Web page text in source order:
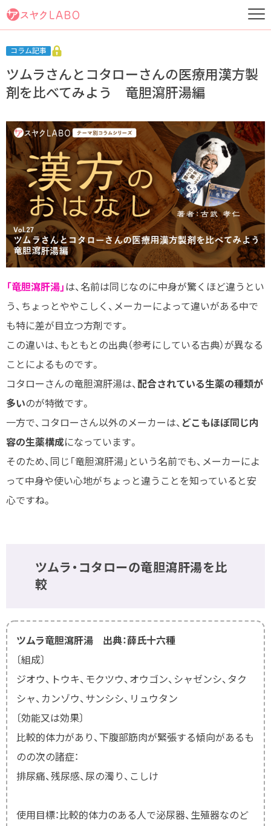
コラム記事
ツムラさんとコタローさんの医療用漢方製
剤を比べてみよう 竜胆瀉肝湯編
「竜胆瀉肝湯」 は、名前は同じなのに中身が驚くほど違うとい
う、ちょっとややこしく、メーカーによって違いがある中で
も特に差が目立つ方剤です。
この違いは、もともとの出典（参考にしている古典）が異なる
ことによるものです。
コタローさんの竜胆瀉肝湯は、 配合されている生薬の種類が
多いのが特徴です。
一方で、コタローさん以外のメーカーは、 どこもほぼ同じ内
容の生薬構成になっています。
そのため、同じ「竜胆瀉肝湯」という名前でも、メーカーによ
って中身や使い心地がちょっと違うことを知っていると安
心ですね。
ツムラ・コタローの竜胆瀉肝湯を比
較
ツムラ竜胆瀉肝湯 出典：薛氏十六種
〔組成〕
ジオウ、トウキ、モクツウ、オウゴン、シャゼンシ、タク
シャ、カンゾウ、サンシシ、リュウタン
〔効能又は効果〕
比較的体力があり、下腹部筋肉が緊張する傾向があるも
のの次の諸症：
排尿痛、残尿感、尿の濁り、こしけ
使用目標：比較的体力のある人で泌尿器、生殖器なのど